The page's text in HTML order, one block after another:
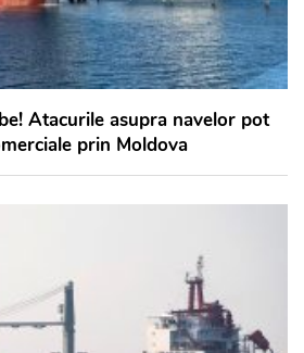
Atacurile asupra navelor pot
prin Moldova